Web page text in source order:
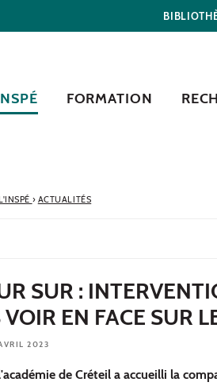
FORMATION
› ACTUALITÉS
SUR :
EN FACE SUR
2023
de Créteil a accueilli la